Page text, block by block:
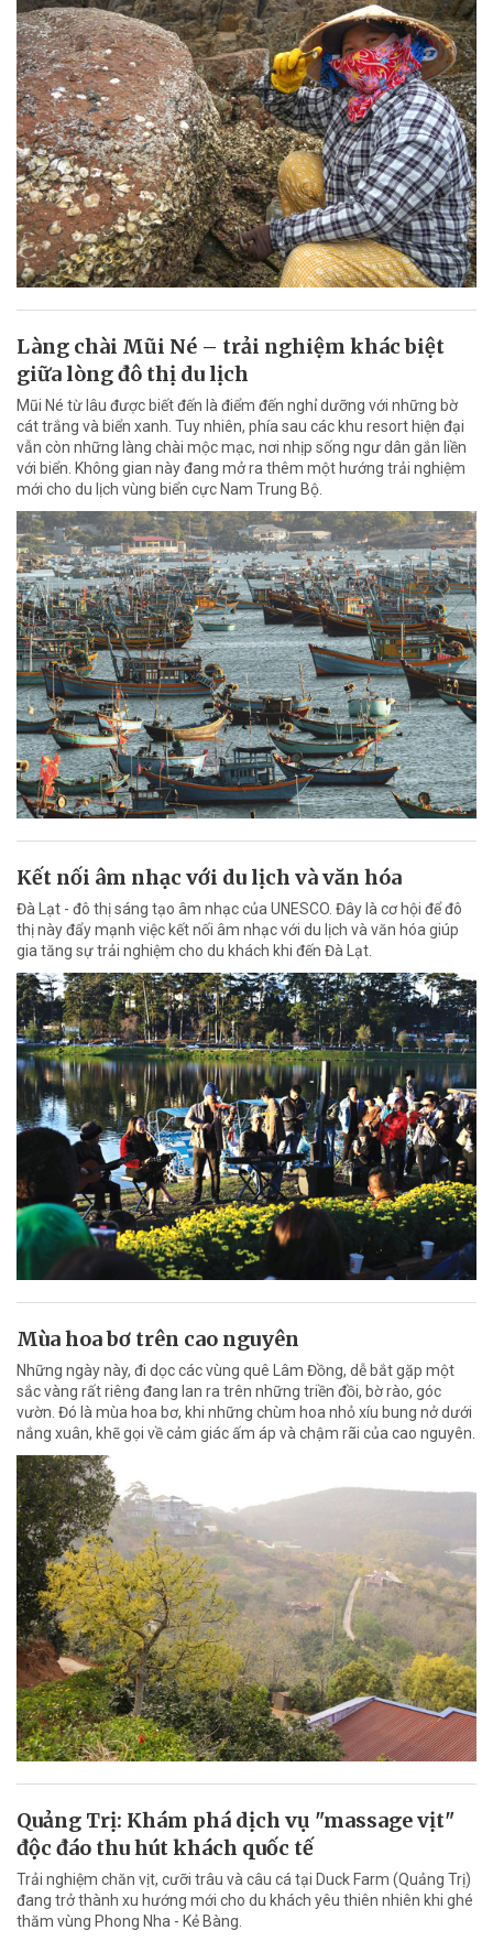
Làng chài Mũi Né – trải nghiệm khác biệt
giữa lòng đô thị du lịch
Mũi Né từ lâu được biết đến là điểm đến nghỉ dưỡng với những bờ
cát trắng và biển xanh. Tuy nhiên, phía sau các khu resort hiện đại
vẫn còn những làng chài mộc mạc, nơi nhịp sống ngư dân gắn liền
với biển. Không gian này đang mở ra thêm một hướng trải nghiệm
mới cho du lịch vùng biển cực Nam Trung Bộ.
Kết nối âm nhạc với du lịch và văn hóa
Đà Lạt - đô thị sáng tạo âm nhạc của UNESCO. Đây là cơ hội để đô
thị này đẩy mạnh việc kết nối âm nhạc với du lịch và văn hóa giúp
gia tăng sự trải nghiệm cho du khách khi đến Đà Lạt.
Mùa hoa bơ trên cao nguyên
Những ngày này, đi dọc các vùng quê Lâm Đồng, dễ bắt gặp một
sắc vàng rất riêng đang lan ra trên những triền đồi, bờ rào, góc
vườn. Đó là mùa hoa bơ, khi những chùm hoa nhỏ xíu bung nở dưới
nắng xuân, khẽ gọi về cảm giác ấm áp và chậm rãi của cao nguyên.
Quảng Trị: Khám phá dịch vụ "massage vịt"
độc đáo thu hút khách quốc tế
Trải nghiệm chăn vịt, cưỡi trâu và câu cá tại Duck Farm (Quảng Trị)
đang trở thành xu hướng mới cho du khách yêu thiên nhiên khi ghé
thăm vùng Phong Nha - Kẻ Bàng.